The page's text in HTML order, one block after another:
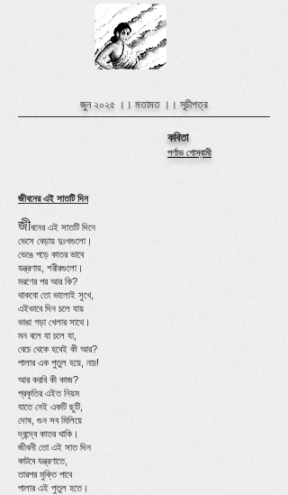
জুন ২০২৫ ।। মতামত।। সূচীপত্র
কবিতা
পর্ণাভ গোস্বামী
জীবনের এই সাতটি দিন
জীবনের এই সাতটি দিনে
ভেসে বেড়ায় দুঃখগুলো।
ভেঙে পড়ে কাতর ভাবে
যন্ত্রণায়, শরীরগুলো।
মরণের পর আর কি?
থাকবো তো ভালোই সুখে,
এইভাবে দিন চলে যায়
ভাঙা গড়া খেলার সাথে।
মন বলে যা চলে যা,
বেচে থেকে হবেই কী আর?
পালার এক পুতুল হয়ে, নাচ!
আর করবি কী কাজ?
প্রকৃতির এইত নিয়ম
যাতে নেই একটি ছুটি,
দোষ, গুন সব মিলিয়ে
দ্বন্দ্বে কাতর থাকি।
জীবনী তো এই সাত দিন
কাটবে যন্ত্রণাতে,
তারপর মুক্তি পাবে
পালার এই পুতুল হতে।